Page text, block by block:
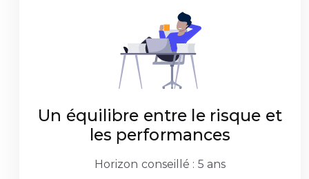
Un équilibre entre le risque et
les performances
Horizon conseillé : 5 ans